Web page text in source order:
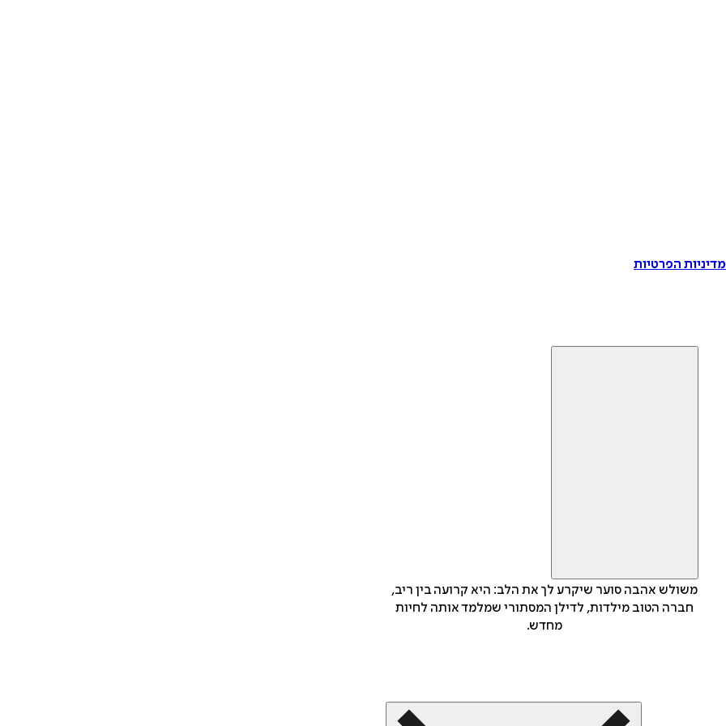
הפרטיות
משולש אהבה סוער שיקרע לך את הלב: היא קרועה בין ריב,
חברה הטוב מילדות, לדילן המסתורי שמלמד אותה לחיות
מחדש.